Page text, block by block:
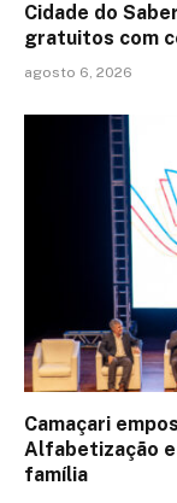
Cidade do
gratuitos com
agosto 6, 2026
Camaçari
Alfabetização
família